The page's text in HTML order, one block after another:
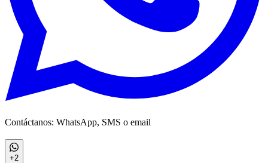
Contáctanos: WhatsApp, SMS o email
+2